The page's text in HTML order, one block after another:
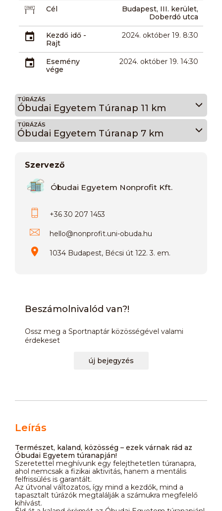
Cél
Budapest, III. kerület,
Doberdó utca
Kezdő idő -
Rajt
2024. október 19. 8:30
Esemény
vége
2024. október 19. 14:30
TÚRÁZÁS
Óbudai Egyetem Túranap 11 km
TÚRÁZÁS
Óbudai Egyetem Túranap 7 km
Szervező
Óbudai Egyetem Nonprofit Kft.
+36 30 207 1453
hello@nonprofit.uni-obuda.hu
1034 Budapest, Bécsi út 122. 3. em.
Beszámolnivalód van?!
Ossz meg a Sportnaptár közösségével valami
érdekeset
új bejegyzés
Leírás
Természet, kaland, közösség – ezek várnak rád az
Óbudai Egyetem túranapján!
Szeretettel meghívunk egy felejthetetlen túranapra,
ahol nemcsak a fizikai aktivitás, hanem a mentális
felfrissülés is garantált.
Az útvonal változatos, így mind a kezdők, mind a
tapasztalt túrázók megtalálják a számukra megfelelő
kihívást.